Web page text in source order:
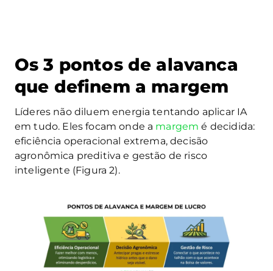
Os 3 pontos de alavanca
que definem a margem
Líderes não diluem energia tentando aplicar IA
em tudo. Eles focam onde a margem é decidida:
eficiência operacional extrema, decisão
agronômica preditiva e gestão de risco
inteligente (Figura 2).